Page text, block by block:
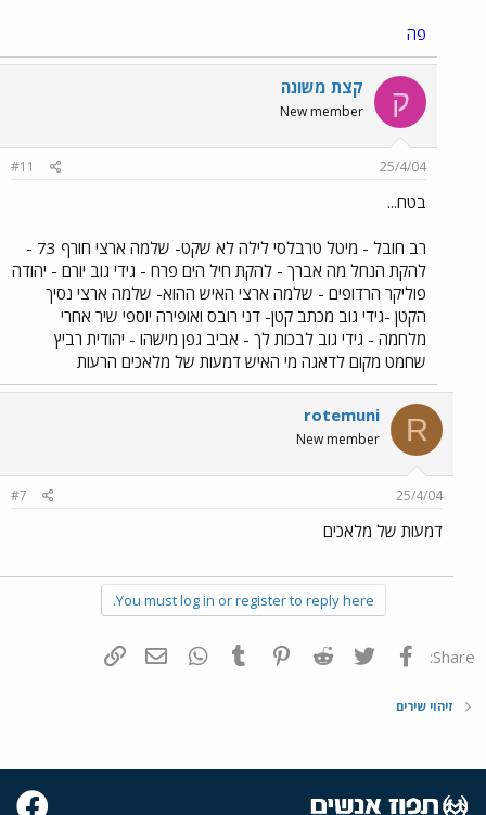
פה
ק קצת משונה
New member
25/4/04
#11
בטח...
רב חובל - מיטל טרבלסי לילה לא שקט- שלמה ארצי חורף 73 -
להקת הנחל מה אברך - להקת חיל הים פרח - גידי גוב יורם - יהודה
פוליקר הרדופים - שלמה ארצי האיש ההוא- שלמה ארצי נסיך
הקטן -גידי גוב מכתב קטן- דני רובס ואופירה יוספי שיר אחרי
מלחמה - גידי גוב לבכות לך - אביב גפן מישהו - יהודית רביץ
שחמט מקום לדאגה מי האיש דמעות של מלאכים הרעות
R
rotemuni
New member
25/4/04
#7
דמעות של מלאכים
You must log in or register to reply here.
Share: פייסבוק Twitter
Reddit
Pinterest
Tumblr
WhatsAppדואר אלקטרוני
זיהוי שירים